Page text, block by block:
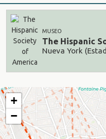
MUSEO
The Hispanic
Nueva York
+
−